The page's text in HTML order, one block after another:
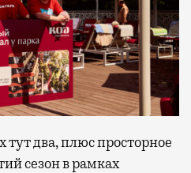
тут два, плюс просторное
сезон в рамках